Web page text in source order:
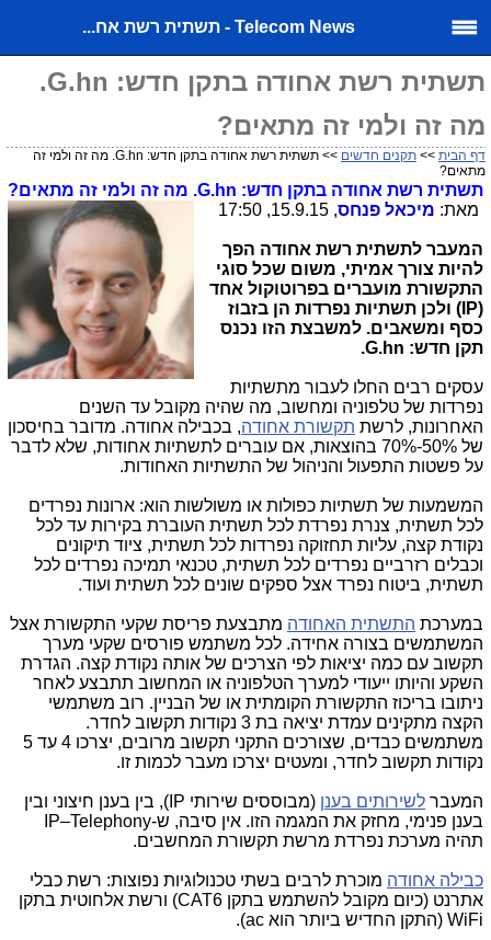
Telecom News - תשתית רשת אח...
תשתית רשת אחודה בתקן חדש: G.hn.
מה זה ולמי זה מתאים?
דף הבית >> תקנים חדשים
>> תשתית רשת אחודה בתקן חדש: G.hn. מה זה ולמי זה
מתאים?
תשתית רשת אחודה בתקן חדש: G.hn. מה זה ולמי זה מתאים?
מאת: מיכאל פנחס, 15.9.15, 17:50
המעבר לתשתית רשת אחודה הפך
להיות צורך אמיתי, משום שכל סוגי
התקשורת מועברים בפרוטוקול אחד
(
IP ) ולכן תשתיות נפרדות הן בזבוז
כסף ומשאבים. למשבצת הזו נכנס
תקן חדש: G.hn
.
עסקים רבים החלו לעבור מתשתיות
נפרדות של טלפוניה ומחשוב, מה שהיה מקובל עד השנים
האחרונות, לרשת תקשורת אחודה, בכבילה אחודה. מדובר בחיסכון
של 50%-70% בהוצאות, אם עוברים לתשתיות אחודות, שלא לדבר
על פשטות התפעול והניהול של התשתיות האחודות.
המשמעות של תשתיות כפולות או משולשות הוא: ארונות נפרדים
לכל תשתית, צנרת נפרדת לכל תשתית העוברת בקירות עד לכל
נקודת קצה, עליות תחזוקה נפרדות לכל תשתית, ציוד תיקונים
וכבלים רזרביים נפרדים לכל תשתית, טכנאי תמיכה נפרדים לכל
תשתית, ביטוח נפרד אצל ספקים שונים לכל תשתית ועוד.
במערכת התשתית האחודה מתבצעת פריסת שקעי התקשורת אצל
המשתמשים בצורה אחידה. לכל משתמש פורסים שקעי מערך
תקשוב עם כמה יציאות לפי הצרכים של אותה נקודת קצה. הגדרת
השקע והיותו ייעודי למערך הטלפוניה או המחשוב תתבצע לאחר
ניתובו בריכוז התקשורת הקומתית או של הבניין. רוב משתמשי
הקצה מתקינים עמדת יציאה בת 3 נקודות תקשוב לחדר.
משתמשים כבדים, שצורכים התקני תקשוב מרובים, יצרכו 4 עד 5
נקודות תקשוב לחדר, ומעטים יצרכו מעבר לכמות זו.
המעבר לשירותים בענן (מבוססים שירותי IP ), בין בענן חיצוני ובין
בענן פנימי, מחזק את המגמה הזו. אין סיבה, ש-IP–Telephony
תהיה מערכת נפרדת מרשת תקשורת המחשבים.
כבילה אחודה מוכרת לרבים בשתי טכנולוגיות נפוצות: רשת כבלי
אתרנט (כיום מקובל להשתמש בתקן CAT6) ורשת אלחוטית בתקן
WiFi (התקן החדיש ביותר הוא ac
).